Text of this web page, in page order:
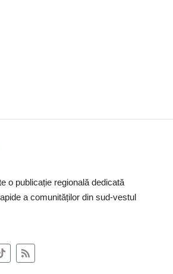
o publicație regională dedicată
a comunităților din sud-vestul